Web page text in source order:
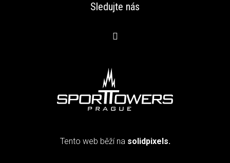
Sledujte nás
Tento web běží na solidpixels.